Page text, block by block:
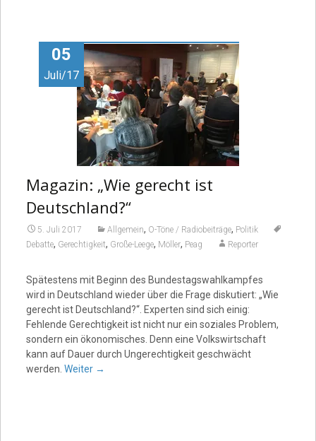
05
Juli/17
Magazin: „Wie gerecht ist
Deutschland?“
5. Juli 2017 Allgemein, O-Töne / Radiobeiträge, Politik
Debatte, Gerechtigkeit, Große-Leege, Möller, Peag Reporter
Spätestens mit Beginn des Bundestagswahlkampfes
wird in Deutschland wieder über die Frage diskutiert: „Wie
gerecht ist Deutschland?“. Experten sind sich einig:
Fehlende Gerechtigkeit ist nicht nur ein soziales Problem,
sondern ein ökonomisches. Denn eine Volkswirtschaft
kann auf Dauer durch Ungerechtigkeit geschwächt
werden. Weiter →